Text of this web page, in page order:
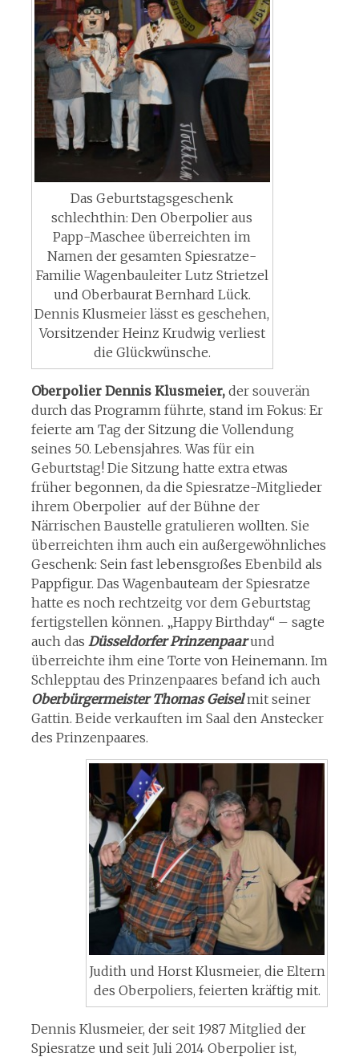
Das Geburtstagsgeschenk
schlechthin: Den Oberpolier aus
Papp-Maschee überreichten im
Namen der gesamten Spiesratze-
Familie Wagenbauleiter Lutz Strietzel
und Oberbaurat Bernhard Lück.
Dennis Klusmeier lässt es geschehen,
Vorsitzender Heinz Krudwig verliest
die Glückwünsche.
Oberpolier Dennis Klusmeier,der souverän
durch das Programm führte, stand im Fokus: Er
feierte am Tag der Sitzung die Vollendung
seines 50. Lebensjahres. Was für ein
Geburtstag! Die Sitzung hatte extra etwas
früher begonnen, da die Spiesratze-Mitglieder
ihrem Oberpolier auf der Bühne der
Närrischen Baustelle gratulieren wollten. Sie
überreichten ihm auch ein außergewöhnliches
Geschenk: Sein fast lebensgroßes Ebenbild als
Pappfigur. Das Wagenbauteam der Spiesratze
hatte es noch rechtzeitg vor dem Geburtstag
fertigstellen können. „Happy Birthday“ – sagte
auch das Düsseldorfer Prinzenpaarund
überreichte ihm eine Torte von Heinemann. Im
Schlepptau des Prinzenpaares befand ich auch
Oberbürgermeister Thomas Geisel mit seiner
Gattin. Beide verkauften im Saal den Anstecker
des Prinzenpaares.
Judith und Horst Klusmeier, die Eltern
des Oberpoliers, feierten kräftig mit.
Dennis Klusmeier, der seit 1987 Mitglied der
Spiesratze und seit Juli 2014 Oberpolier ist,